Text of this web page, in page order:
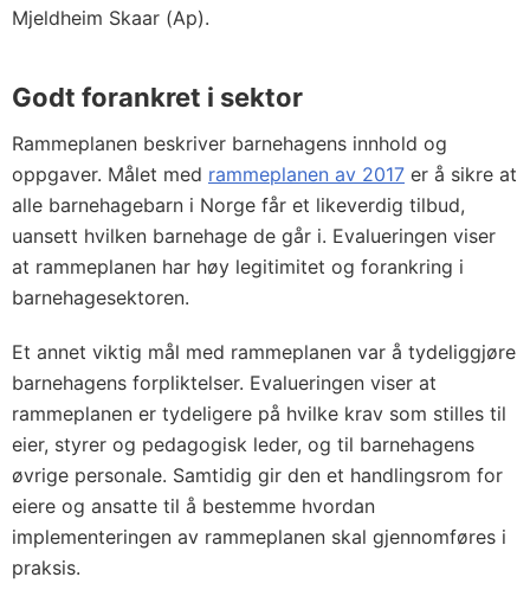
Mjeldheim Skaar (Ap).
Godt forankret i sektor
Rammeplanen beskriver barnehagens innhold og
oppgaver. Målet med rammeplanen av 2017 er å sikre at
alle barnehagebarn i Norge får et likeverdig tilbud,
uansett hvilken barnehage de går i. Evalueringen viser
at rammeplanen har høy legitimitet og forankring i
barnehagesektoren.
Et annet viktig mål med rammeplanen var å tydeliggjøre
barnehagens forpliktelser. Evalueringen viser at
rammeplanen er tydeligere på hvilke krav som stilles til
eier, styrer og pedagogisk leder, og til barnehagens
øvrige personale. Samtidig gir den et handlingsrom for
eiere og ansatte til å bestemme hvordan
implementeringen av rammeplanen skal gjennomføres i
praksis.